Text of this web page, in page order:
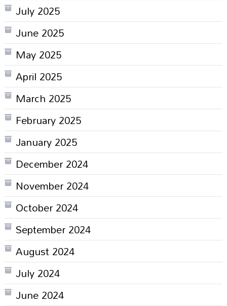
July 2025
June 2025
May 2025
April 2025
March 2025
February 2025
January 2025
December 2024
November 2024
October 2024
September 2024
August 2024
July 2024
June 2024